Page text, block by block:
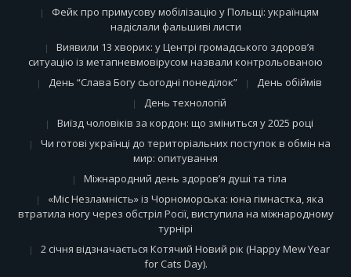
Фейк про примусову мобілізацію у Польщі: українцям
надіслали фальшиві листи
Виявили 13 хворих: у Центрі громадського здоров’я
ситуацію із метапневмовірусом назвали контрольованою
День “Слава Богу сьогодні понеділок”
День обіймів
День технологій
Виїзд чоловіків за кордон: що зміниться у 2025 році
Чи готові українці до територіальних поступок в обмін на
мир: опитування
Міжнародний день здоров’я душі та тіла
«Міс Незламність» із Чорноморська: юна гімнастка, яка
втратила ногу через обстріл Росії, виступила на міжнародному
турнірі
2 січня відзначається Котячий Новий рік (Happy Mew Year
for Cats Day).